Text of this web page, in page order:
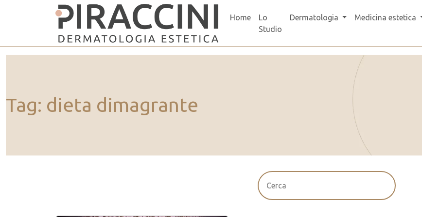
Vai al contenuto principale
Home
Lo
Studio
Dermatologia Medicina estetica
Tag: dieta dimagrante
Cerca